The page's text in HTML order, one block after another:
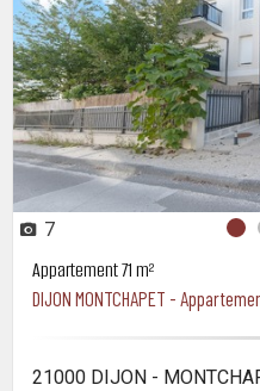
7
Appartement 71 m²
21000 DIJON -